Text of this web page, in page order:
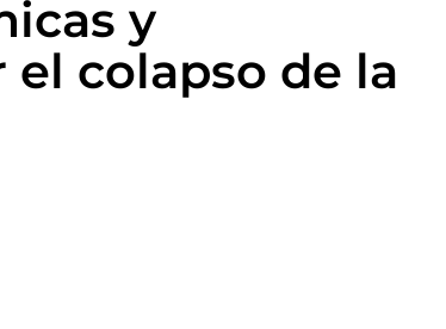
y
colapso de la